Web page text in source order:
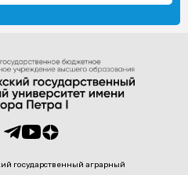
государственный аграрный